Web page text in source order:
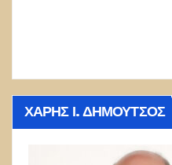
ΧΆΡΗΣ Ι. ΔΗΜΟΎΤΣΟΣ